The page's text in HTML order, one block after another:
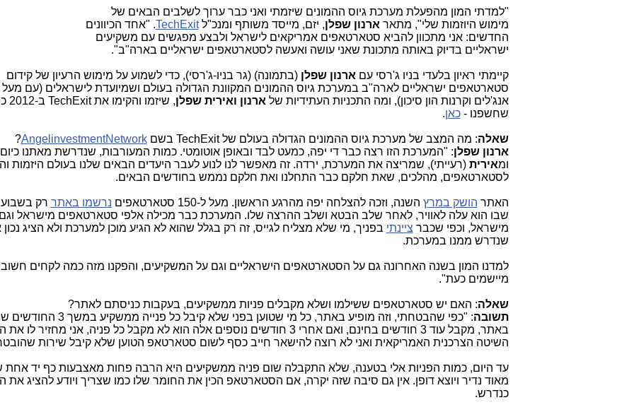
"למדתי המון מהפעלת מערכת גיוס ההמונים שיזמתי ואני כבר ערוך לשלבים הבאים של
מימוש היוזמות שלי", מתאר ארנון שפלן, יזם, מייסד משותף ומנכ"לTechExit. "אחד הכיוונים
החדשים: אני מתכוון להביא סטארטאפים אמריקאים לישראל ולבצע מפגשים עם משקיעים
ישראליים בדיוק באותה מתכונת שאני עושה ואעשה לסטארטאפים ישראליים בארה"ב".
קיימתי ראיון בלעדי בניו ג'רסי עם ארנון שפלן(בתמונה) (גר בניו-ג'רסי), כדי לשמוע על מימוש הרעיון של קידום
אנג'לים וקרנות הון סיכון), ומה התכניות העתידיות של ארנון ואירית שפלן, שיזמו והקימו אתTechExit
ב-
שחשפנו -כאן.
שאלה: מה המצב של מערכת גיוס ההמונים הגדולה בעולם שלTechExit בשםAngelinvestmentNetwork
?
ארנון שפלן: "המערכת הזו רצה כבר די יפה, כמעט לבד ובאופן אוטומטי. כמות המעורבות, שנדרשת מאתנו
ומאירית (רעייתי), שמריצה את המערכת, ירדה. זה מאפשר לנו לנוע לעבר היעדים הבאים שלנו בעולם היזמות
לסטארטאפים, מהלכים, שאת חלקם כבר התחלנו ואת חלקם נממש בחודשים הבאים.
האתר הושק במרץ השנה, וזכה להצלחה יפה מהרגע הראשון. מעל ל-150 סטארטאפים נרשמו באתר רק בשבוע
שבו הוא עלה לאוויר, לאחר שלב הבטא ושלב ההרצה שלו. המערכת כבר מכילה אלפי סטארטאפים מישראל
מישראל, וכפי שכבר ציינתי בפניך, מי שלא מצליח לגייס, זה רק בגלל שהוא לא הגיע מוכן למערכת ולא הציג
שנדרש ממנו במערכת.
למדנו המון בשנה האחרונה גם על הסטארטאפים הישראליים וגם על המשקיעים, והפקנו מזה כמה לקחים
מיישמים כעת".
שאלה: האם יש סטארטאפים ששילמו ושלא מקבלים פניות ממשקיעים, בעקבות כניסתם לאתר?
תשובה
: "כפי שהבטחתי, וזה מופיע באתר, כל מי שטוען בפני שלא
באתר, מקבל עוד 3 חודשים בחינם, ואם אחרי 3 חודשים נוספים אלה הוא לא מקבל כל פניה, אני מחזיר
השיטה הצרכנית האמריקאית ואני לא רוצה להישאר חייב כסף לשום סטארטאפ הטוען שלא קיבל שירות
עד היום, כמות הפניות אלי בטענה, שלא התקבלה שום פניה ממשקיעים היא הרבה פחות מאצבעות כף יד אחת
מאוד נדיר ויוצא דופן. אין גם סיבה שזה יקרה, אם הסטארטאפ הכין את החומר שלו כמו שצריך ויודע להציג את
כנדרש.